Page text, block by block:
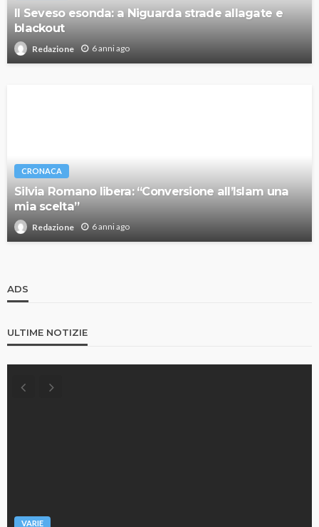
Il Seveso esonda: a Niguarda strade allagate e
blackout
Redazione 6 anni ago
CRONACA
Silvia Romano libera: “Conversione all’Islam una
mia scelta”
Redazione 6 anni ago
ADS
ULTIME NOTIZIE
VARIE